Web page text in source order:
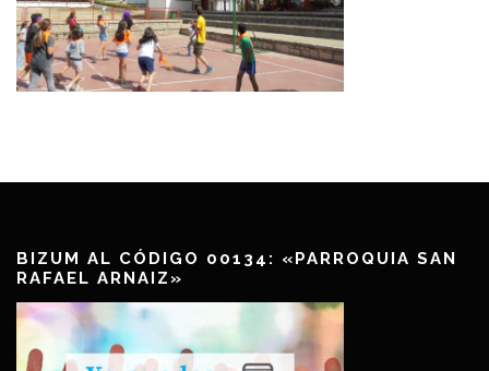
BIZUM AL CÓDIGO 00134: «PARROQUIA SAN
RAFAEL ARNAIZ»